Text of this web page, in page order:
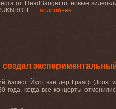
от HeadBanger.ru: новые
... подробнее
создал
басист Йуст ван дер Грааф (Joost
года, когда все концерты